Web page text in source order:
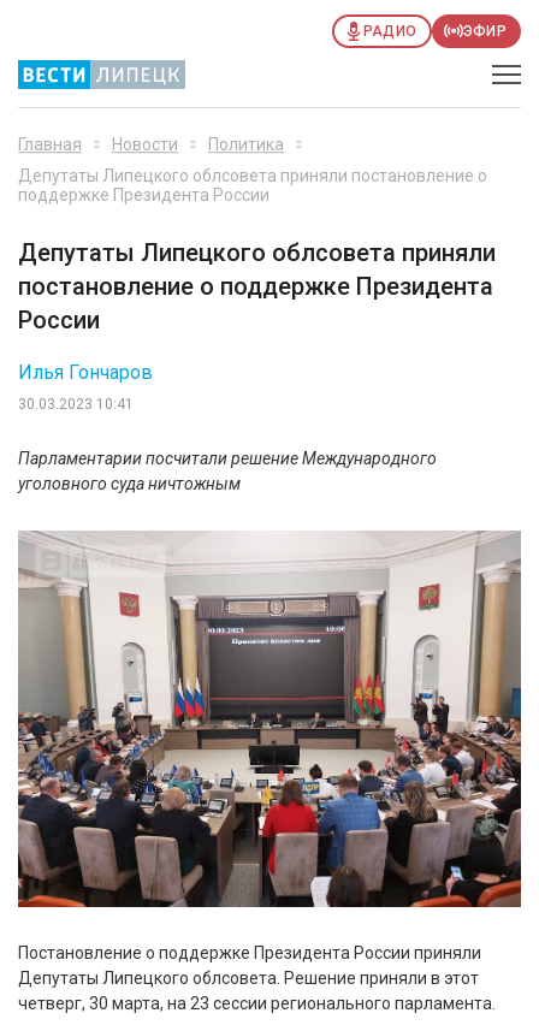
РАДИО ЭФИР
Главная Новости
Политика
Депутаты Липецкого облсовета приняли постановление о
поддержке Президента России
Депутаты Липецкого облсовета приняли
постановление о поддержке Президента
России
30.03.2023 10:41
Илья Гончаров
Парламентарии посчитали решение Международного
уголовного суда ничтожным
Постановление о поддержке Президента России приняли
Депутаты Липецкого облсовета. Решение приняли в этот
четверг, 30 марта, на 23 сессии регионального парламента.